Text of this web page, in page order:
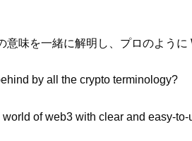
意味を一緒に解明し、プロのように
by all the crypto terminology?
world of web3 with clear and easy-